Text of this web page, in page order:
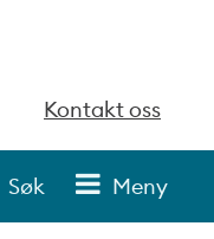
Kontakt oss
Søk Meny